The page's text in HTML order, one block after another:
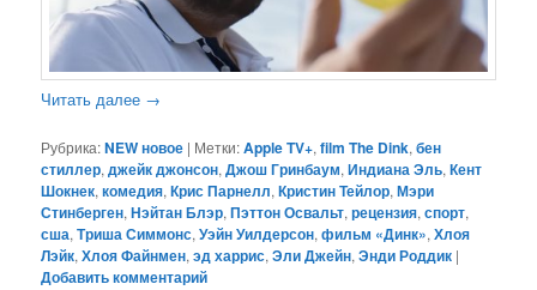
Читать далее →
Рубрика:NEW новое | Метки:Apple TV+,film The Dink,бен
стиллер,джейк джонсон,Джош Гринбаум,Индиана Эль,Кент
Шокнек,комедия,Крис Парнелл,Кристин Тейлор,Мэри
Стинберген,Нэйтан Блэр,Пэттон Освальт,рецензия,спорт,
сша,Триша Симмонс,Уэйн Уилдерсон,фильм «Динк»,Хлоя
Лэйк,Хлоя Файнмен,эд харрис,Эли Джейн,Энди Роддик |
Добавить комментарий